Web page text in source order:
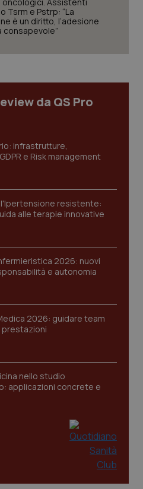
Tsrm e Pstrp: “La
è un diritto, l’adesione
consapevole”
da QS Pro
infrastrutture,
e Risk management
resistente:
alle terapie innovative
2026: nuovi
e autonomia
2026: guidare team
prestazioni
nello studio
applicazioni concrete e
Marketing
Fornitore/Dominio
CookieScript
www.quotidianosanita.it
www.quotidianosanita.it